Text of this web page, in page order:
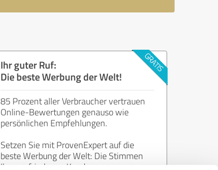
Ihr guter Ruf:
Die beste Werbung der Welt!
85 Prozent aller Verbraucher vertrauen
Online-Bewertungen genauso wie
persönlichen Empfehlungen.
Setzen Sie mit ProvenExpert auf die
beste Werbung der Welt: Die Stimmen
Ihrer zufriedenen Kunden.